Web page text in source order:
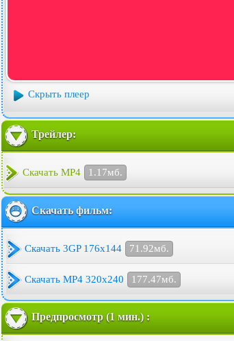
Скрыть плеер
Трейлер:
Скачать MP4 1.17мб.
Скачать фильм:
Скачать 3GP 176x144 71.92мб.
Скачать MP4 320x240 177.47мб.
Предпросмотр (1 мин.) :